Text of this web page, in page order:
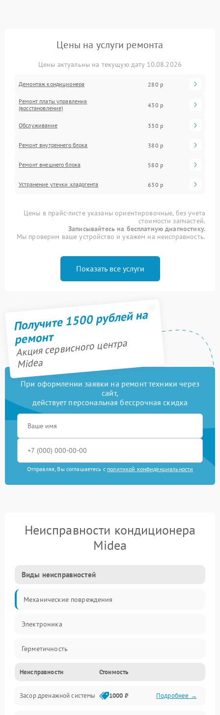
Цены на услуги ремонта
Цены актуальны на текущую дату 10.08.2026
Демонтаж кондиционера 280 р
Ремонт платы управления
(восстановление)
430 р
Обслуживание 330 р
Ремонт внутреннего блока 380 р
Ремонт внешнего блока 580 р
Устранение утечки хладогента 630 р
Цены в прайс-листе указаны ориентировочные, без учета
стоимости запчастей.
Записывайтесь на бесплатную диагностику.
Мы проверим ваше устройство и укажем на неисправность.
Показать все услуги
Получите 1500 рублей на
ремонт
Акция сервисного центра
Midea
При оформлении заявки на ремонт техники через
сайт,
действует персональная бессрочная скидка
Отправляя, Вы соглашаетесь с политикой конфиденциальности
Неисправности кондиционера
Midea
Виды неисправностей
Механические повреждения
Электроника
Герметичность
Механика
Управление
Неисправности Стоимость
Засор дренажной системы 1000 ₽ Подробнее →